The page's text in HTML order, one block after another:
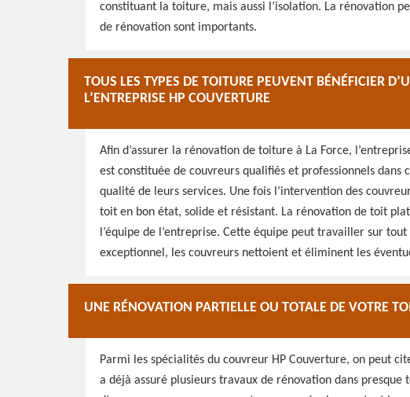
constituant la toiture, mais aussi l’isolation. La rénovation
de rénovation sont importants.
TOUS LES TYPES DE TOITURE PEUVENT BÉNÉFICIER
L’ENTREPRISE HP COUVERTURE
Afin d’assurer la rénovation de toiture à La Force,
est constituée de couvreurs qualifiés et professionnels
qualité de leurs services. Une fois l’intervention des
toit en bon état, solide et résistant. La rénovation de toit
l’équipe de l’entreprise. Cette équipe peut travailler sur
exceptionnel, les couvreurs nettoient et éliminent les
UNE RÉNOVATION PARTIELLE OU TOTALE DE VOTRE
Parmi les spécialités du couvreur HP Couverture, on peut
a déjà assuré plusieurs travaux de rénovation dans presque